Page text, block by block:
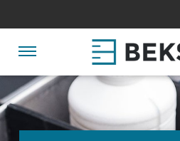
Spring
de
inhoud
Spring
naar
HOME